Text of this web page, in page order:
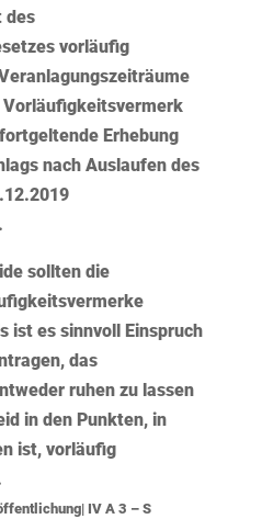
des
vorläufig
Erhebung
nach Auslaufen des
sollten die
ist es sinnvoll Einspruch
das
ruhen zu lassen
in den Punkten, in
ist, vorläufig
IV A 3 – S